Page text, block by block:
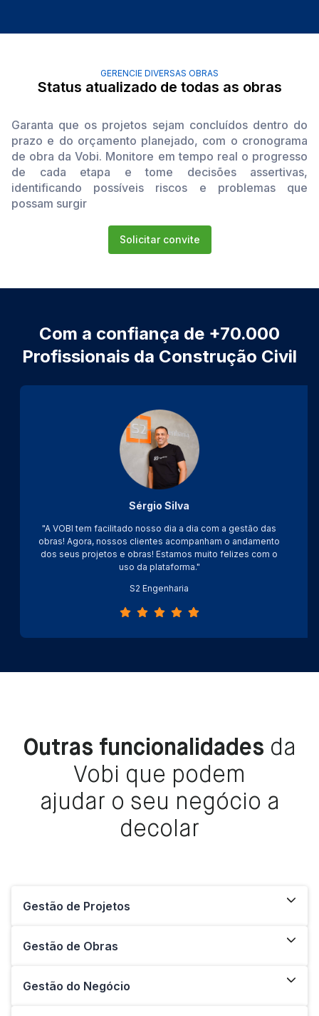
GERENCIE DIVERSAS OBRAS
Status atualizado de todas as obras
Garanta que os projetos sejam concluídos dentro do
prazo e do orçamento planejado, com o cronograma
de obra da Vobi. Monitore em tempo real o progresso
de cada etapa e tome decisões assertivas,
identificando possíveis riscos e problemas que
possam surgir
Solicitar convite
Com a confiança de +70.000
Profissionais da Construção Civil
Sérgio Silva
"A VOBI tem facilitado nosso dia a dia com a gestão das
obras! Agora, nossos clientes acompanham o andamento
dos seus projetos e obras! Estamos muito felizes com o
uso da plataforma."
S2 Engenharia
Outras funcionalidades da
Vobi que podem
ajudar o seu negócio a
decolar
Gestão de Projetos
Gestão de Obras
Gestão do Negócio